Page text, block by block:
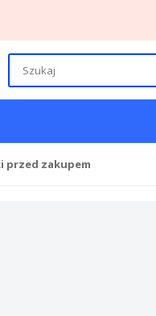
przed zakupem